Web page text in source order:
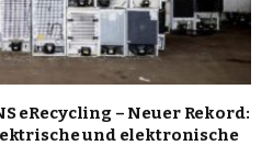
eRecycling – Neuer Rekord:
und elektronische